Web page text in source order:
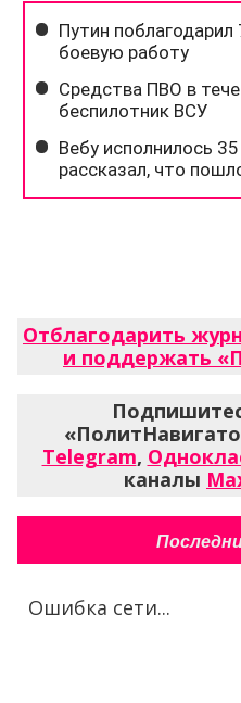
Отблагодарить
и поддержать
Telegram,
каналы
Ошибка сети...